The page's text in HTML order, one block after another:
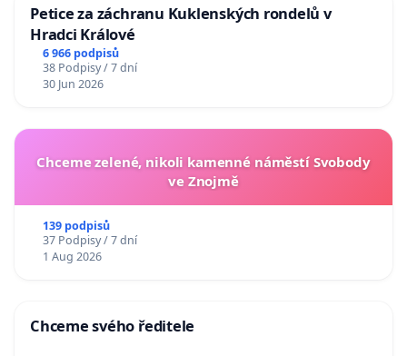
Petice za záchranu Kuklenských rondelů v
Hradci Králové
6 966 podpisů
38 Podpisy / 7 dní
30 Jun 2026
Chceme zelené, nikoli kamenné náměstí Svobody
ve Znojmě
139 podpisů
37 Podpisy / 7 dní
1 Aug 2026
Chceme svého ředitele